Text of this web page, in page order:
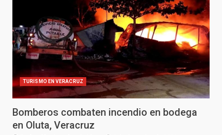
TURISMO EN VERACRUZ
Bomberos combaten incendio en bodega
en Oluta, Veracruz